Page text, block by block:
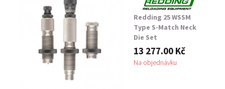
Redding 25 WSSM
Type S-Match Neck
Die Set
13 277.00 Kč
Na objednávku